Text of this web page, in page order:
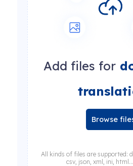
Add files for
Browse
All kinds of files are supported:
csv, json, xml, ini,